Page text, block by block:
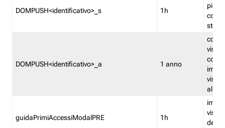
DOMPUSH<identificativo>_s 1h
più
DOMPUSH<identificativo>_a 1 anno
guidaPrimiAccessiModalPRE 1h
della